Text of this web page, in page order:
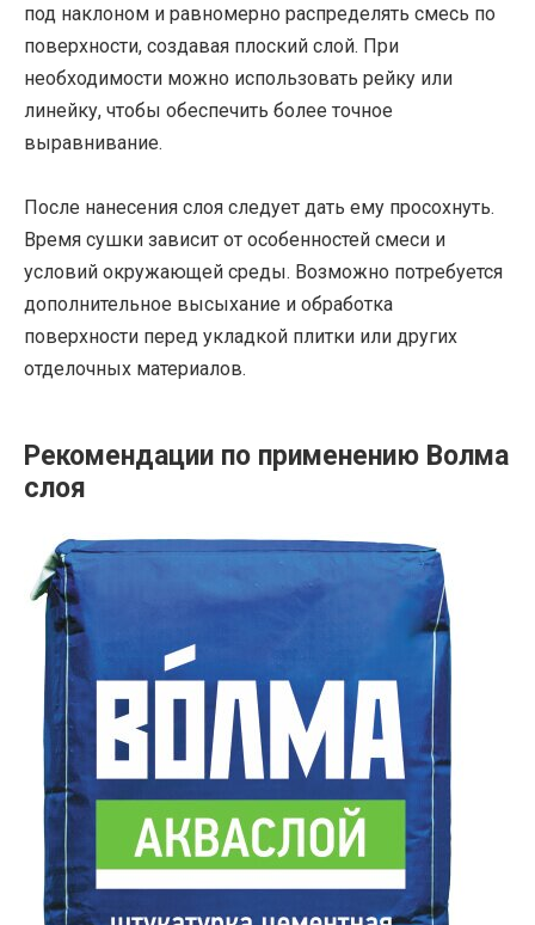
под наклоном и равномерно распределять смесь по
поверхности, создавая плоский слой. При
необходимости можно использовать рейку или
линейку, чтобы обеспечить более точное
выравнивание.
После нанесения слоя следует дать ему просохнуть.
Время сушки зависит от особенностей смеси и
условий окружающей среды. Возможно потребуется
дополнительное высыхание и обработка
поверхности перед укладкой плитки или других
отделочных материалов.
Рекомендации по применению Волма
слоя